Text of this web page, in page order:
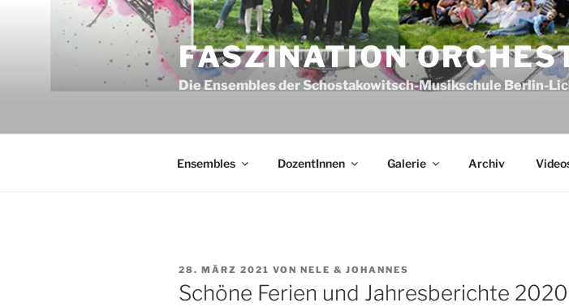
FASZINATION
Die Ensembles der Schostakowitsch-Musikschule Berlin-
Ensembles DozentInnen Galerie Archiv
VERÖFFENTLICHT
AM
28. MÄRZ 2021 VON NELE & JOHANNES
Schöne Ferien und Jahresberichte 2020